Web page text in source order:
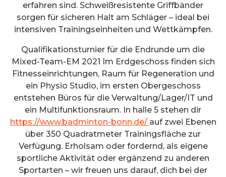
erfahren sind. Schweißresistente Griffbänder
sorgen für sicheren Halt am Schläger – ideal bei
intensiven Trainingseinheiten und Wettkämpfen.
Qualifikationsturnier für die Endrunde um die
Mixed-Team-EM 2021 Im Erdgeschoss finden sich
Fitnesseinrichtungen, Raum für Regeneration und
ein Physio Studio, im ersten Obergeschoss
entstehen Büros für die Verwaltung/Lager/IT und
ein Multifunktionsraum. In halle 5 stehen dir
https://www.badminton-bonn.de/ auf zwei Ebenen
über 350 Quadratmeter Trainingsfläche zur
Verfügung. Erholsam oder fordernd, als eigene
sportliche Aktivität oder ergänzend zu anderen
Sportarten – wir freuen uns darauf, dich bei der